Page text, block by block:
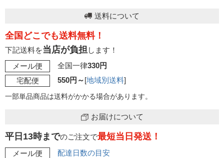
送料について
全国どこでも送料無料！
下記送料を当店が負担 します！
メール便
全国一律330円
宅配便
550円～[地域別送料]
一部単品商品は送料がかかる場合があります。
お届けについて
平日13時までのご注文で最短当日発送！
メール便
配達日数の目安